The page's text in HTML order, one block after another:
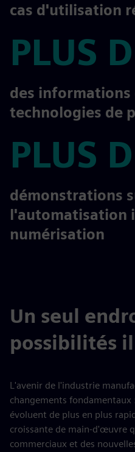
30
cas d'utilisation
PLUS
PLUS DE 100
des informations
technologies de
PLUS
PLUS DE 10
démonstrations
l'automatisation
numérisation
Un seul
possibilités
L'avenir de l'industrie
changements fondamentaux
évoluent de plus en plus
croissante de main-d'œuvre
commerciaux et des